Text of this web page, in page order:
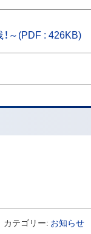
～(PDF : 426KB)
カテゴリー: お知らせ